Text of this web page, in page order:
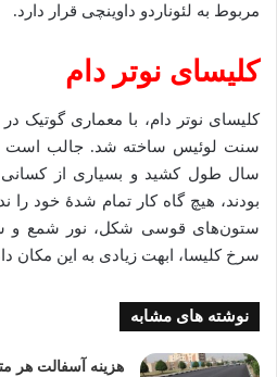
مربوط به لئوناردو داوینچی قرار دارد.
کلیسای نوتر دام
سال طول کشید و بسیاری از
بودند، هیچ گاه کار تمام شدۀ خود را
ستون‌های قوسی شکل، نور شمع و
سرخ کلیسا، ابهت زیادی به این مکان
نوشته های مشابه